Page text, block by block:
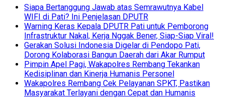
Siapa Bertanggung Jawab atas Semrawutnya Kabel
WIFI di Pati? Ini Penjelasan DPUTR
Warning Keras Kepala DPUTR Pati untuk Pemborong
Infrastruktur Nakal, Kerja Nggak Bener, Siap-Siap Viral!
Gerakan Solusi Indonesia Digelar di Pendopo Pati,
Dorong Kolaborasi Bangun Daerah dari Akar Rumput
Pimpin Apel Pagi, Wakapolres Rembang Tekankan
Kedisiplinan dan Kinerja Humanis Personel
Wakapolres Rembang Cek Pelayanan SPKT, Pastikan
Masyarakat Terlayani dengan Cepat dan Humanis